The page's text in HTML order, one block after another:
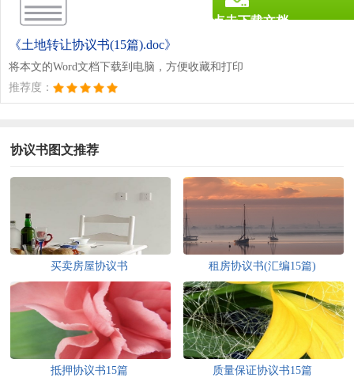
《土地转让协议书(15篇).doc》
将本文的Word文档下载到电脑，方便收藏和打印
推荐度：
点击下载文档
协议书图文推荐
买卖房屋协议书 租房协议书(汇编15篇)
抵押协议书15篇 质量保证协议书15篇